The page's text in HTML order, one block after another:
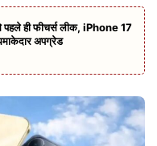
ही फीचर्स लीक, iPhone 17
अपग्रेड